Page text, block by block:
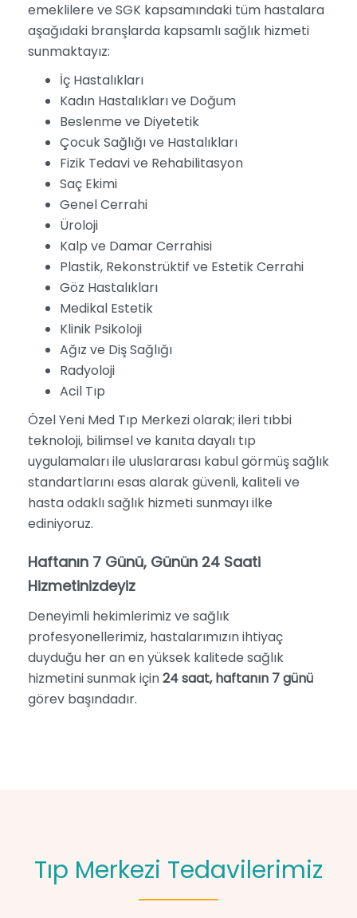
emeklilere ve SGK kapsamındaki tüm hastalara
aşağıdaki branşlarda kapsamlı sağlık hizmeti
sunmaktayız:
İç Hastalıkları
Kadın Hastalıkları ve Doğum
Beslenme ve Diyetetik
Çocuk Sağlığı ve Hastalıkları
Fizik Tedavi ve Rehabilitasyon
Saç Ekimi
Genel Cerrahi
Üroloji
Kalp ve Damar Cerrahisi
Plastik, Rekonstrüktif ve Estetik Cerrahi
Göz Hastalıkları
Medikal Estetik
Klinik Psikoloji
Ağız ve Diş Sağlığı
Radyoloji
Acil Tıp
Özel Yeni Med Tıp Merkezi olarak; ileri tıbbi
teknoloji, bilimsel ve kanıta dayalı tıp
uygulamaları ile uluslararası kabul görmüş sağlık
standartlarını esas alarak güvenli, kaliteli ve
hasta odaklı sağlık hizmeti sunmayı ilke
ediniyoruz.
Haftanın 7 Günü, Günün 24 Saati
Hizmetinizdeyiz
Deneyimli hekimlerimiz ve sağlık
profesyonellerimiz, hastalarımızın ihtiyaç
duyduğu her an en yüksek kalitede sağlık
hizmetini sunmak için24 saat, haftanın 7 günü
görev başındadır.
Tıp Merkezi Tedavilerimiz